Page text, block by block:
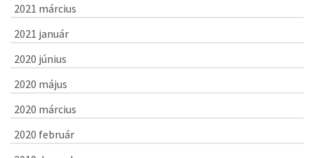
2021 március
2021 január
2020 június
2020 május
2020 március
2020 február